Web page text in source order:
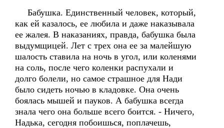
Бабушка. Единственный человек, который,
как ей казалось, ее любила и даже наказывала
ее жалея. В наказаниях, правда, бабушка была
выдумщицей. Лет с трех она ее за малейшую
шалость ставила на ночь в угол, или коленями
на соль, после чего коленки распухали и
долго болели, но самое страшное для Нади
было сидеть ночью в кладовке. Она очень
боялась мышей и пауков. А бабушка всегда
знала чего она больше всего боится. - Ничего,
Надька, сегодня побоишься, поплачешь,